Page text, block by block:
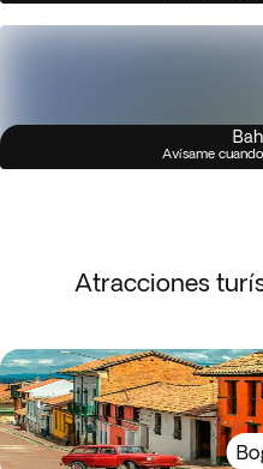
Avísame
Atracciones